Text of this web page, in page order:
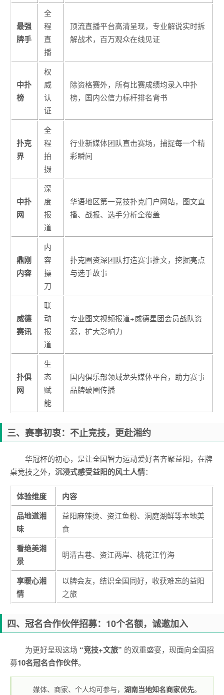
最强
牌手
全
程
直
播
顶流直播平台高清呈现，专业解说实时拆
解战术，百万观众在线见证
中扑
榜
权
威
认
证
除资格赛外，所有比赛成绩均录入中扑
榜，国内公信力标杆排名背书
扑克
界
全
程
拍
摄
行业新媒体团队直击赛场，捕捉每一个精
彩瞬间
中扑
网
深
度
报
道
华语地区第一竞技扑克门户网站，图文直
播、战报、选手分析全覆盖
鼎刚
内容
内
容
操
刀
扑克圈资深团队打造赛事推文，挖掘亮点
与选手故事
威德
赛讯
联
动
报
道
专业图文视频报道+威德星团会员战队资
源，扩大影响力
扑俱
网
生
态
赋
能
国内俱乐部领域龙头媒体平台，助力赛事
品牌破圈传播
三、赛事初衷：不止竞技，更赴湘约
华冠杯的初心，是让全国智力运动爱好者齐聚益阳，在牌
桌竞技之外， 沉浸式感受益阳的风土人情：
体验维度
内容
品地道湘
味
益阳麻辣烫、资江鱼粉、洞庭湖鲜等本地美
食
看绝美湘
景
明清古巷、资江两岸、桃花江竹海
享暖心湘
情
以牌会友，结识全国同好，收获难忘的益阳
之旅
四、冠名合作伙伴招募：10个名额，诚邀加入
为更好呈现这场 “竞技+文旅” 的双重盛宴，现面向全国招
募10名冠名合作伙伴。
媒体、商家、个人均可参与， 湖南当地知名商家优先。